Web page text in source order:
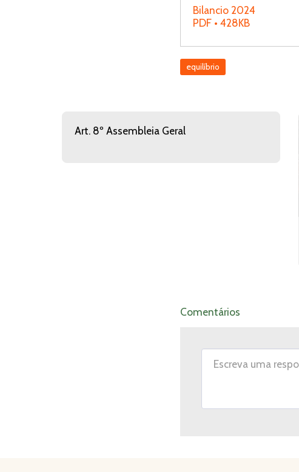
Bilancio 2024
PDF • 428KB
equilíbrio
Art. 8º Assembleia Geral
Comentários